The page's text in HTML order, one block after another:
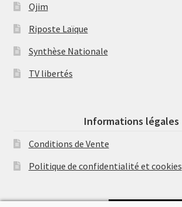
Ojim
Riposte Laïque
Synthèse Nationale
TV libertés
Informations légales
Conditions de Vente
Politique de confidentialité et cookies